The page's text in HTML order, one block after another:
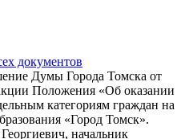
документов
Думы Города Томска от
Положения «Об оказании
категориям граждан на
«Город Томск».
начальник